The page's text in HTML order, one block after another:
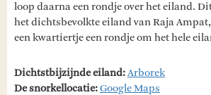
loop daarna een rondje over het eiland.
het dichtsbevolkte eiland van Raja
een kwartiertje een rondje om het hele
Dichtstbijzijnde eiland:Arborek
De snorkellocatie:Google Maps